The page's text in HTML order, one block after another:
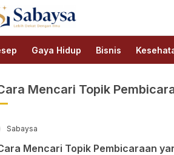
Dekat Dengan Ilmu
Gaya Hidup Bisnis
Mencari Topik
Sabaysa
Mencari Topik Pembicaraan